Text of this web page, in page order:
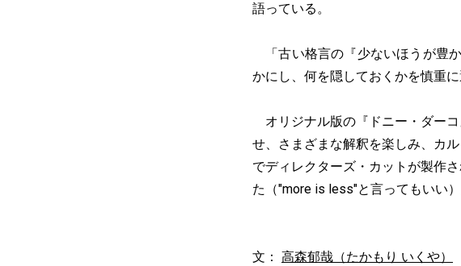
語っている。
「古い格言の『少ないほうが豊
かにし、何を隠しておくかを慎重
オリジナル版の『ドニー・ダー
せ、さまざまな解釈を楽しみ、カ
でディレクターズ・カットが製作
た（"more is less"と言ってもいい
文： 高森郁哉（たかもり いくや）